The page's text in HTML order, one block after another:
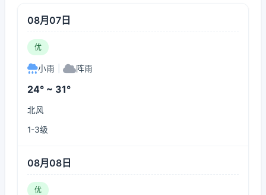
08月07日
优
小雨 阵雨
24° ~ 31°
北风
1-3级
08月08日
优